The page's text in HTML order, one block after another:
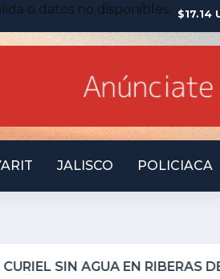
o datos no disponibles. $17.14
JALISCO POLICIACA
Y AL VIRREY NO LE